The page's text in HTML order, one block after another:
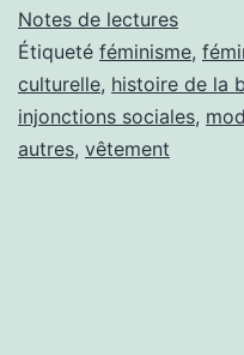
Notes de lectures
Étiqueté féminisme,
culturelle, histoire de la
injonctions sociales,
autres, vêtement